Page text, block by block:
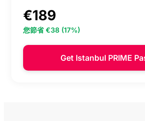
Camlica Tower 觀景台門票（含語音
博斯普魯斯海峽日落遊船（含語音
€189
您節省 €38 (17%)
Get Istanbul PRIME